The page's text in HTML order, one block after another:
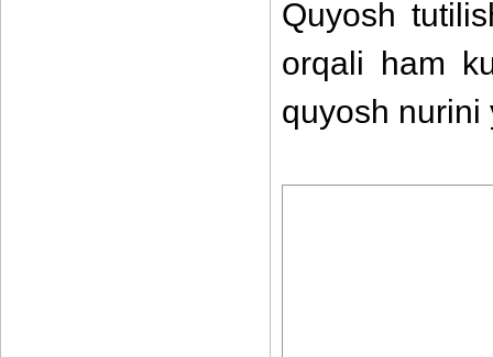
Quyosh
orqali ham
quyosh nurini